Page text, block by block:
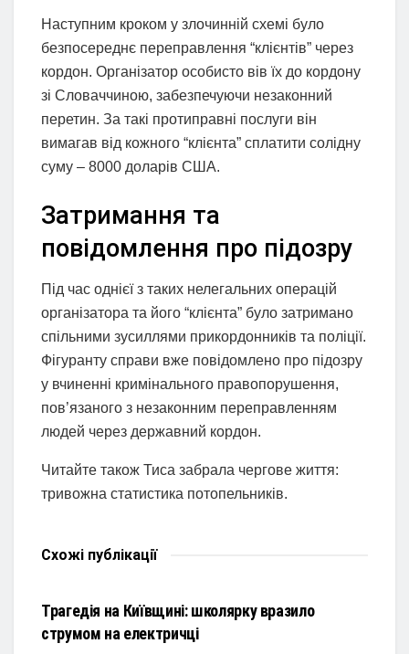
Наступним кроком у злочинній схемі було
безпосереднє переправлення “клієнтів” через
кордон. Організатор особисто вів їх до кордону
зі Словаччиною, забезпечуючи незаконний
перетин. За такі протиправні послуги він
вимагав від кожного “клієнта” сплатити солідну
суму – 8000 доларів США.
Затримання та
повідомлення про підозру
Під час однієї з таких нелегальних операцій
організатора та його “клієнта” було затримано
спільними зусиллями прикордонників та поліції.
Фігуранту справи вже повідомлено про підозру
у вчиненні кримінального правопорушення,
пов’язаного з незаконним переправленням
людей через державний кордон.
Читайте також Тиса забрала чергове життя:
тривожна статистика потопельників.
Схожі публікації
Трагедія на Київщині: школярку вразило
струмом на електричці